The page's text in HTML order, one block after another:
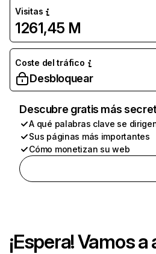
Visitas
1261,45 M
Coste del tráfico
Desbloquear
Descubre gratis más
A qué palabras clave se
Sus páginas más importantes
Cómo monetizan su web
¡Espera! Vamos